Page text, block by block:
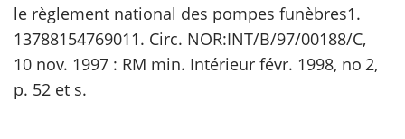
le règlement national des pompes funèbres1.
13788154769011. Circ. NOR:INT/B/97/00188/C,
10 nov. 1997 : RM min. Intérieur févr. 1998, no 2,
p. 52 et s.